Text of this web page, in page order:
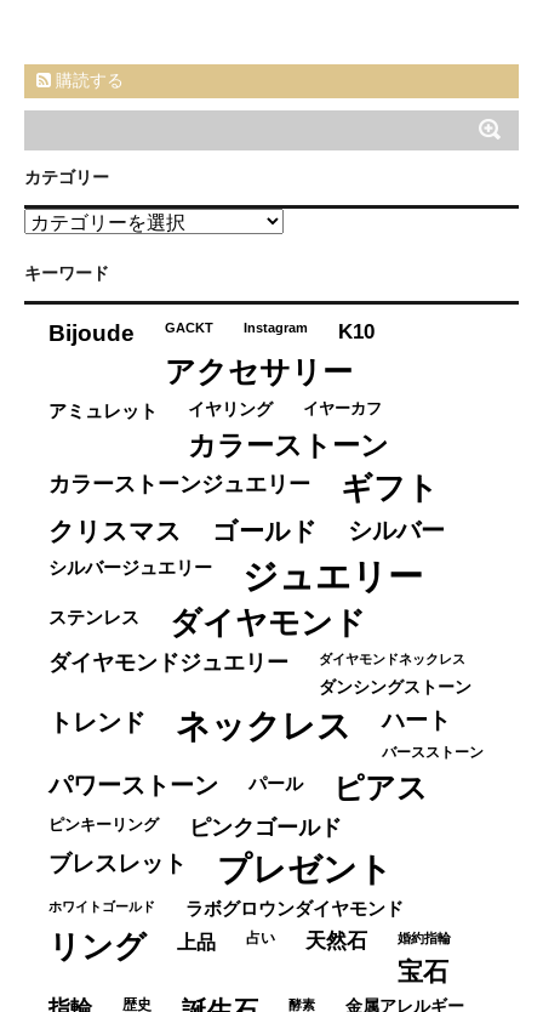
購読する
カテゴリー
カ
ゴ
キーワード
Bijoude GACKT Instagram K10
アクセサリー
アミュレット イヤリング イヤーカフ
カラーストーン
カラーストーンジュエリー ギフト
クリスマス ゴールド シルバー
シルバージュエリー ジュエリー
ステンレス ダイヤモンド
ダイヤモンドジュエリー ダイヤモンドネックレス
ダンシングストーン
トレンド ネックレス ハート
バースストーン
パワーストーン パール ピアス
ピンキーリング ピンクゴールド
ブレスレット プレゼント
ホワイトゴールド ラボグロウンダイヤモンド
リング 上品 占い 天然石 婚約指輪
宝石
歴史 酵素 金属アレルギー